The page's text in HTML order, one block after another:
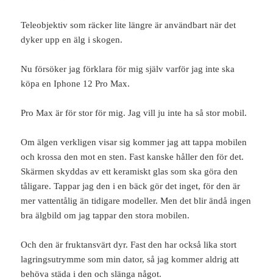
Teleobjektiv som räcker lite längre är användbart när det
dyker upp en älg i skogen.
Nu försöker jag förklara för mig själv varför jag inte ska
köpa en Iphone 12 Pro Max.
Pro Max är för stor för mig. Jag vill ju inte ha så stor mobil.
Om älgen verkligen visar sig kommer jag att tappa mobilen
och krossa den mot en sten. Fast kanske håller den för det.
Skärmen skyddas av ett keramiskt glas som ska göra den
tåligare. Tappar jag den i en bäck gör det inget, för den är
mer vattentålig än tidigare modeller. Men det blir ändå ingen
bra älgbild om jag tappar den stora mobilen.
Och den är fruktansvärt dyr. Fast den har också lika stort
lagringsutrymme som min dator, så jag kommer aldrig att
behöva städa i den och slänga något.